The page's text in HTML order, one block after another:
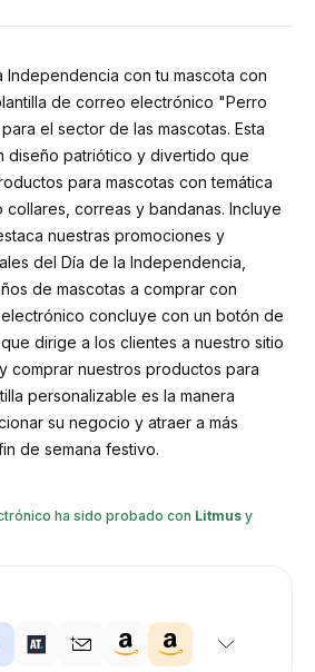
Independencia con tu mascota con
de correo electrónico "Perro
el sector de las mascotas. Esta
diseño patriótico y divertido que
para mascotas con temática
correas y bandanas. Incluye
nuestras promociones y
del Día de la Independencia,
de mascotas a comprar con
concluye con un botón de
dirige a los clientes a nuestro sitio
comprar nuestros productos para
personalizable es la manera
su negocio y atraer a más
de semana festivo.
ha sido probado con Litmus y